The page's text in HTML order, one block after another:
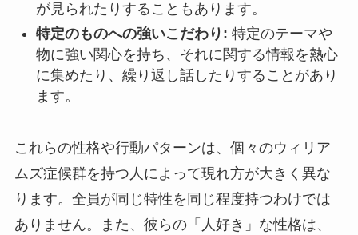
が見られたりすることもあります。
特定のものへの強いこだわり: 特定のテーマや
物に強い関心を持ち、それに関する情報を熱心
に集めたり、繰り返し話したりすることがあり
ます。
これらの性格や行動パターンは、個々のウィリア
ムズ症候群を持つ人によって現れ方が大きく異な
ります。全員が同じ特性を同じ程度持つわけでは
ありません。また、彼らの「人好き」な性格は、